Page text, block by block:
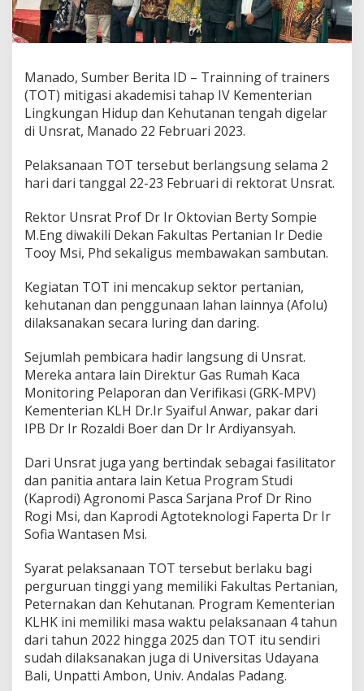
s
i
A
d
e
m
K
e
e
n
t
e
i
a
n
L
n
g
k
u
n
g
n
H
i
d
u
p
a
n
K
e
h
u
t
n
Manado, Sumber Berita ID – Trainning of trainers
(TOT) mitigasi akademisi tahap IV Kementerian
Lingkungan Hidup dan Kehutanan tengah digelar
di Unsrat, Manado 22 Februari 2023.
Pelaksanaan TOT tersebut berlangsung selama 2
hari dari tanggal 22-23 Februari di rektorat Unsrat.
Rektor Unsrat Prof Dr Ir Oktovian Berty Sompie
M.Eng diwakili Dekan Fakultas Pertanian Ir Dedie
Tooy Msi, Phd sekaligus membawakan sambutan.
Kegiatan TOT ini mencakup sektor pertanian,
kehutanan dan penggunaan lahan lainnya (Afolu)
dilaksanakan secara luring dan daring.
Sejumlah pembicara hadir langsung di Unsrat.
Mereka antara lain Direktur Gas Rumah Kaca
Monitoring Pelaporan dan Verifikasi (GRK-MPV)
Kementerian KLH Dr.Ir Syaiful Anwar, pakar dari
IPB Dr Ir Rozaldi Boer dan Dr Ir Ardiyansyah.
Dari Unsrat juga yang bertindak sebagai fasilitator
dan panitia antara lain Ketua Program Studi
(Kaprodi) Agronomi Pasca Sarjana Prof Dr Rino
Rogi Msi, dan Kaprodi Agtoteknologi Faperta Dr Ir
Sofia Wantasen Msi.
Syarat pelaksanaan TOT tersebut berlaku bagi
perguruan tinggi yang memiliki Fakultas Pertanian,
Peternakan dan Kehutanan. Program Kementerian
KLHK ini memiliki masa waktu pelaksanaan 4 tahun
dari tahun 2022 hingga 2025 dan TOT itu sendiri
sudah dilaksanakan juga di Universitas Udayana
Bali, Unpatti Ambon, Univ. Andalas Padang.